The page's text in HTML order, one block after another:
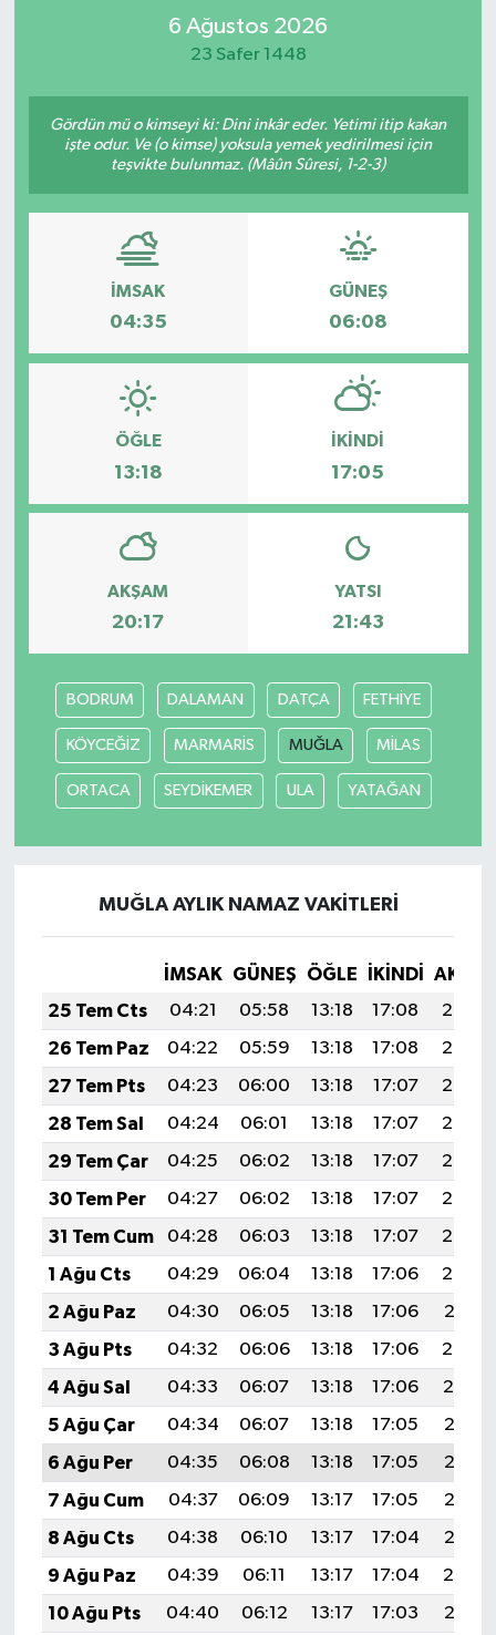
6 Ağustos 2026
23 Safer 1448
Gördün mü o kimseyi ki: Dini inkâr eder. Yetimi itip kakan
işte odur. Ve (o kimse) yoksula yemek yedirilmesi için
teşvikte bulunmaz. (Mâûn Sûresi, 1-2-3)
İMSAK
04:35
GÜNEŞ
06:08
ÖĞLE
13:18
İKINDI
17:05
AKŞAM
20:17
YATSI
21:43
BODRUM DALAMAN DATÇA FETHİYE
KÖYCEĞİZ MARMARİS MUĞLA MİLAS
ORTACA SEYDİKEMER ULA YATAĞAN
MUĞLA AYLIK NAMAZ VAKITLERI
İMSAK GÜNEŞ ÖĞLE İKINDI
25 Tem Cts
04:21 05:58 13:18 17:08
20:28
26 Tem Paz
04:22 05:59 13:18 17:08
20:27
27 Tem Pts
04:23 06:00 13:18 17:07
20:26
28 Tem Sal
04:24 06:01 13:18 17:07
20:25
29 Tem Çar
04:25 06:02 13:18 17:07
20:25
30 Tem Per
04:27 06:02 13:18 17:07
20:24
31 Tem Cum
04:28 06:03 13:18 17:07
20:23
1 Ağu Cts
04:29 06:04 13:18 17:06
20:22
2 Ağu Paz
04:30 06:05 13:18 17:06
20:21
3 Ağu Pts
04:32 06:06 13:18 17:06
20:20
4 Ağu Sal
04:33 06:07 13:18 17:06
20:19
5 Ağu Çar
04:34 06:07 13:18 17:05
20:18
6 Ağu Per
04:35 06:08 13:18 17:05
20:17
7 Ağu Cum
04:37 06:09 13:17 17:05
20:16
8 Ağu Cts
04:38 06:10 13:17 17:04
20:15
9 Ağu Paz
04:39 06:11 13:17 17:04
20:14
10 Ağu Pts
04:40 06:12 13:17 17:03
20:13
BİLİM VE TEKNOLOJİ
Yaşam
Tarih
Çevre
Dünya
İletişim